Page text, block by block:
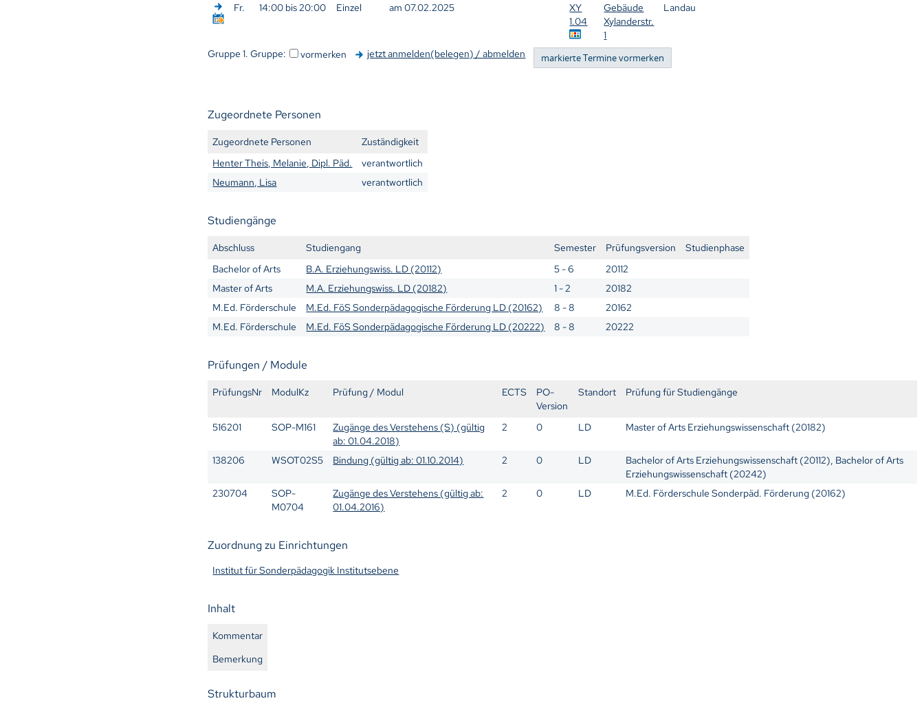
Fr. 14:00 bis 20:00 Einzel am 07.02.2025
XY
1.04
Gebäude
Xylanderstr.
1
Landau
Gruppe 1. Gruppe: vormerken jetzt anmelden(belegen) / abmelden
Zugeordnete Personen
Zugeordnete Personen
Zuständigkeit
Henter Theis, Melanie, Dipl. Päd.
verantwortlich
Neumann, Lisa
verantwortlich
Studiengänge
Abschluss Studiengang Semester Prüfungsversion
Studienphase
Bachelor of Arts
B.A. Erziehungswiss. LD (20112) 5 - 6
20112
Master of Arts
M.A. Erziehungswiss. LD (20182) 1 - 2
20182
M.Ed. Förderschule
M.Ed. FöS Sonderpädagogische Förderung LD (20162) 8 - 8
20162
M.Ed. Förderschule
M.Ed. FöS Sonderpädagogische Förderung LD (20222) 8 - 8 20222
Prüfungen / Module
PrüfungsNr ModulKz Prüfung / Modul ECTS
PO-
Version
Standort Prüfung für Studiengänge
516201 SOP-M161
Zugänge des Verstehens (S) (gültig
ab: 01.04.2018)
2 0 LD Master of Arts Erziehungswissenschaft (20182)
138206 WSOT02S5 Bindung (gültig ab: 01.10.2014) 2 0 LD
Bachelor of Arts Erziehungswissenschaft (20112), Bachelor of Arts
Erziehungswissenschaft (20242)
230704
SOP-
M0704
Zugänge des Verstehens (gültig ab:
01.04.2016)
2 0 LD M.Ed. Förderschule Sonderpäd. Förderung (20162)
Zuordnung zu Einrichtungen
Institut für Sonderpädagogik Institutsebene
Inhalt
Kommentar
Bemerkung
Strukturbaum